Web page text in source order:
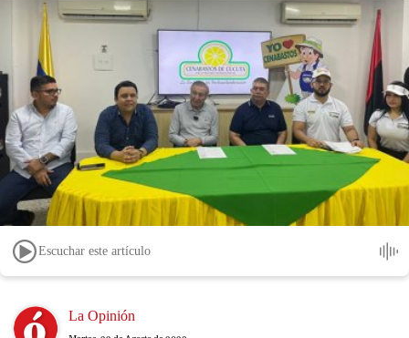
Escuchar este artículo
Image La Opinión